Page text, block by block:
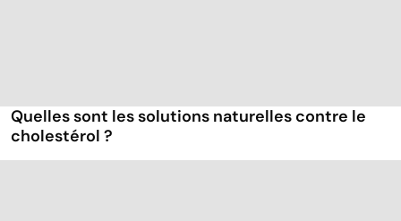
Quelles sont les solutions naturelles contre le
cholestérol ?